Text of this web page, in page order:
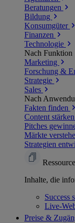
Beratungen
Bildung
Konsumgüter
Finanzen
Technologie
Nach Funktion
Marketing
Forschung &
Strategie
Sales
Nach
Fakten finden
Content stärken
Pitches
Märkte
Strategien
Inhalte, die
Success
Live-
Preise &